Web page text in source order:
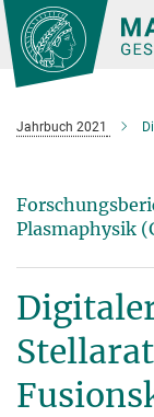
Hauptinhalt
Jahrbuch 2021
Plasmaphysik